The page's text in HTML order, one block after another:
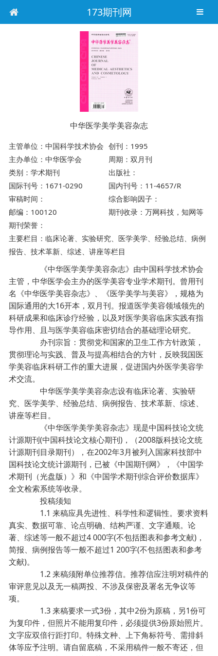
173期刊网
中华医学美学美容杂志
主管单位：中国科学技术协会 创刊：1995
主办单位：中华医学会
周期：双月刊
类别：学术期刊
出版社：
国际刊号：1671-0290
国内刊号：11-4657/R
审稿时间：
综合影响因子：
邮编：100120
期刊收录：万网科技，知网等
期刊荣誉：
主要栏目：临床论著、实验研究、医学美学、经验总结、病例
报告、技术革新、综述、讲座等栏目
《中华医学美学美容杂志》由中国科学技术协会
主管，中华医学会主办的医学美容专业学术期刊。曾用刊
名《中华医学美容杂志》、《医学美学与美容》，规格为
国际通用的大16开本，双月刊。报道医学美容领域领先的
科研成果和临床诊疗经验，以及对医学美容临床实践有指
导作用、且与医学美容临床密切结合的基础理论研究。
办刊宗旨：贯彻党和国家的卫生工作方针政策，
贯彻理论与实践、普及与提高相结合的方针，反映我国医
学美容临床科研工作的重大进展，促进国内外医学美容学
术交流。
中华医学美学美容杂志设有临床论著、实验研
究、医学美学、经验总结、病例报告、技术革新、综述、
讲座等栏目。
《中华医学美学美容杂志》现是中国科技论文统
计源期刊(中国科技论文核心期刊)，（2008版科技论文统
计源期刊目录期刊），在2002年3月被列入国家科技部中
国科技论文统计源期刊，已被《中国期刊网》，《中国学
术期刊（光盘版）》和《中国学术期刊综合评价数据库》
全文检索系统等收录。
投稿须知
1.1 来稿应具先进性、科学性和逻辑性。要求资料
真实、数据可靠、论点明确、结构严谨、文字通顺。论
著、综述等一般不超过4 000字(不包括图表和参考文献)，
简报、病例报告等一般不超过1 200字(不包括图表和参考
文献)。
1.2 来稿须附单位推荐信。推荐信应注明对稿件的
审评意见以及无一稿两投、不涉及保密及署名无争议等
项。
1.3 来稿要求一式3份，其中2份为原稿，另1份可
为复印件，但照片不能用复印件，必须提供3份原始照片。
文字应双倍行距打印。特殊文种、上下角标符号、需排斜
体等应予注明。请自留底稿，不采用稿件一般不寄还，但